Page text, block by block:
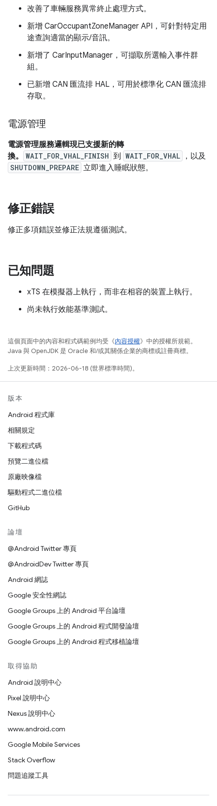
改善了車輛服務異常終止處理方式。
新增 CarOccupantZoneManager API，可針對特定用
途查詢適當的顯示/音訊。
新增了 CarInputManager，可擷取所選輸入事件群
組。
已新增 CAN 匯流排 HAL，可用於標準化 CAN 匯流排
存取。
電源管理
電源管理服務邏輯現已支援新的轉
換。
WAIT_FOR_VHAL_FINISH 到 WAIT_FOR_VHAL ，以及
SHUTDOWN_PREPARE 立即進入睡眠狀態。
修正錯誤
修正多項錯誤並修正法規遵循測試。
已知問題
xTS 在模擬器上執行，而非在相容的裝置上執行。
尚未執行效能基準測試。
這個頁面中的內容和程式碼範例均受《內容授權》中的授權所規範。
Java 與 OpenJDK 是 Oracle 和/或其關係企業的商標或註冊商標。
上次更新時間：2026-06-18 (世界標準時間)。
版本
Android 程式庫
相關規定
下載程式碼
預覽二進位檔
原廠映像檔
驅動程式二進位檔
GitHub
論壇
@Android Twitter 專頁
@AndroidDev Twitter 專頁
Android 網誌
Google 安全性網誌
Google Groups 上的 Android 平台論壇
Google Groups 上的 Android 程式開發論壇
Google Groups 上的 Android 程式移植論壇
取得協助
Android 說明中心
Pixel 說明中心
Nexus 說明中心
www.android.com
Google Mobile Services
Stack Overflow
問題追蹤工具